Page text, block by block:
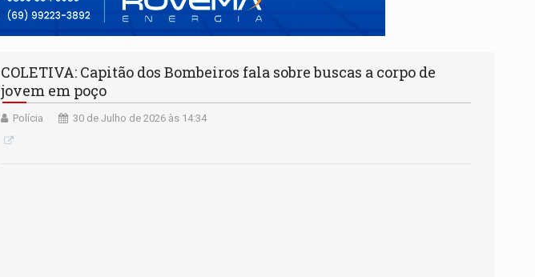
COLETIVA: Capitão dos Bombeiros fala sobre buscas a corpo de
jovem em poço
Polícia 30 de Julho de 2026 às 14:34